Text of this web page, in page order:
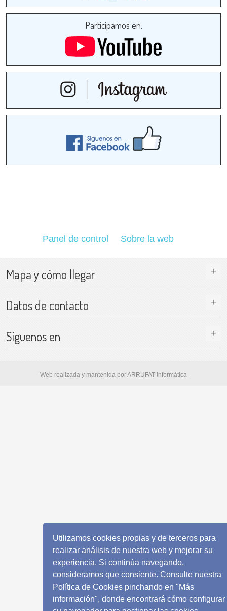
Utilizamos cookies propias y de terceros para
realizar análisis de nuestra web y mejorar su
experiencia. Si continúa navegando,
consideramos que consiente. Consulte nuestra
Política de Cookies pinchando en "Más
información", donde encontrará cómo configurar
Participamos en:
Panel de control Sobre la web
Mapa y cómo llegar
Datos de contacto
Síguenos en
Web realizada y mantenida por ARRUFAT Informàtica